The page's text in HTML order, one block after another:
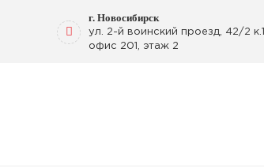
г. Новосибирск
ул. 2-й воинский проезд, 42/2 к.1,
офис 201, этаж 2